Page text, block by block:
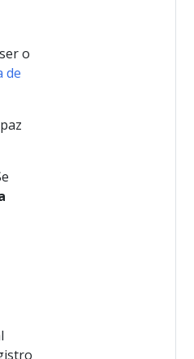
o
de